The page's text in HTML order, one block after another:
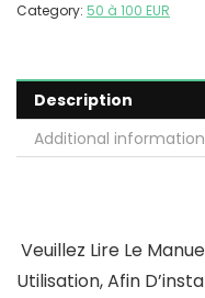
Category: 50 à 100 EUR
Description
Additional information
Veuillez Lire Le
Utilisation, Afin